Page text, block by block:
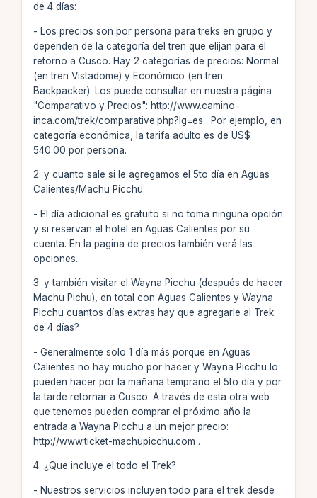
de 4 días:
- Los precios son por persona para treks en grupo y
dependen de la categoría del tren que elijan para el
retorno a Cusco. Hay 2 categorías de precios: Normal
(en tren Vistadome) y Económico (en tren
Backpacker). Los puede consultar en nuestra página
"Comparativo y Precios": http://www.camino-
inca.com/trek/comparative.php?lg=es . Por ejemplo, en
categoría económica, la tarifa adulto es de US$
540.00 por persona.
2. y cuanto sale si le agregamos el 5to día en Aguas
Calientes/Machu Picchu:
- El día adicional es gratuito si no toma ninguna opción
y si reservan el hotel en Aguas Calientes por su
cuenta. En la pagina de precios también verá las
opciones.
3. y también visitar el Wayna Picchu (después de hacer
Machu Pichu), en total con Aguas Calientes y Wayna
Picchu cuantos días extras hay que agregarle al Trek
de 4 días?
- Generalmente solo 1 día más porque en Aguas
Calientes no hay mucho por hacer y Wayna Picchu lo
pueden hacer por la mañana temprano el 5to día y por
la tarde retornar a Cusco. A través de esta otra web
que tenemos pueden comprar el próximo año la
entrada a Wayna Picchu a un mejor precio:
http://www.ticket-machupicchu.com .
4. ¿Que incluye el todo el Trek?
- Nuestros servicios incluyen todo para el trek desde